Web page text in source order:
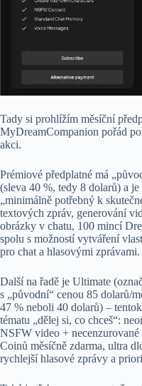
Tady si prohlížím měsíční
MyDreamCompanion pořád
akci.
Prémiové předplatné má
(sleva 40 %, tedy 8 dolarů) a
„minimálně potřebný k
textových zpráv, generování
obrázky v chatu, 100 mincí
spolu s možností vytváření
pro chat a hlasovými zprávami.
Další na řadě je Ultimate
s „původní“ cenou 85 dolarů/
47 % neboli 40 dolarů) –
tématu „dělej si, co chceš“:
NSFW video +
Coinů měsíčně zdarma, ultra
rychlejší hlasové zprávy a